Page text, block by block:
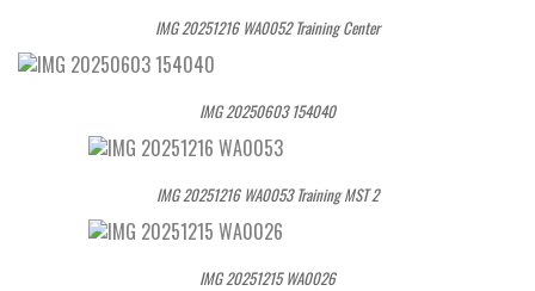
IMG 20251216 WA0052 Training Center
IMG 20250603 154040
IMG 20251216 WA0053 Training MST 2
IMG 20251215 WA0026